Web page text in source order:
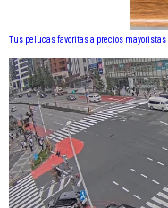
Tus pelucas favoritas a precios mayoristas